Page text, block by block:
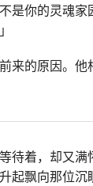
是你的灵魂
来的原因。
待着，却又满
起飘向那位沉